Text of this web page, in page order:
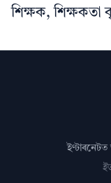
শিক্ষক, শিক্ষকতা